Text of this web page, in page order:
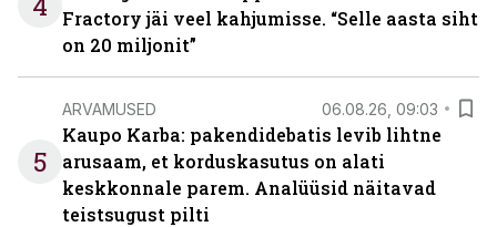
Fractory jäi veel kahjumisse. “Selle aasta siht
on 20 miljonit”
5
ARVAMUSED 06.08.26, 09:03
Kaupo Karba: pakendidebatis levib lihtne
arusaam, et korduskasutus on alati
keskkonnale parem. Analüüsid näitavad
teistsugust pilti